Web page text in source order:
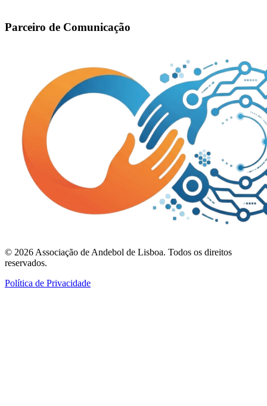
Parceiro de Comunicação
© 2026 Associação de Andebol de Lisboa. Todos os direitos
reservados.
Política de Privacidade